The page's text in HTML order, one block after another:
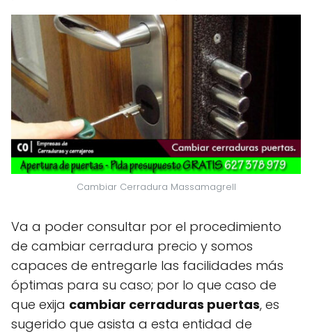
Cambiar Cerradura Massamagrell
Va a poder consultar por el procedimiento
de cambiar cerradura precio y somos
capaces de entregarle las facilidades más
óptimas para su caso; por lo que caso de
que exija cambiar cerraduras puertas, es
sugerido que asista a esta entidad de